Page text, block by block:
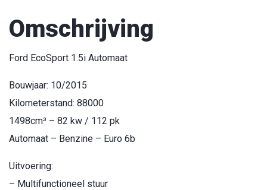
Omschrijving
Ford EcoSport 1.5i Automaat
Bouwjaar: 10/2015
Kilometerstand: 88000
1498cm³ – 82 kw / 112 pk
Automaat – Benzine – Euro 6b
Uitvoering:
– Multifunctioneel stuur